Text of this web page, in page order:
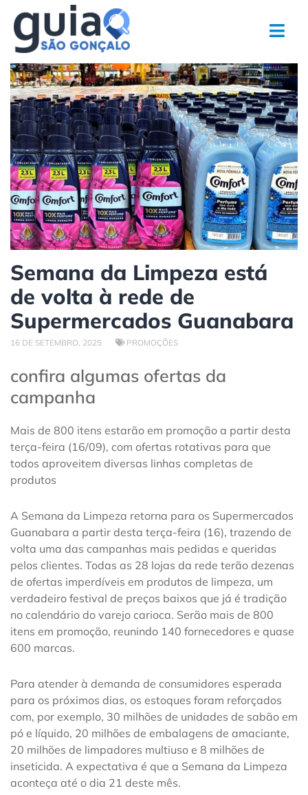
para
conteúdo
Semana da Limpeza está
de volta à rede de
Supermercados Guanabara
16 DE SETEMBRO, 2025 PROMOÇÕES
confira algumas ofertas da
campanha
Mais de 800 itens estarão em promoção a partir desta
terça-feira (16/09), com ofertas rotativas para que
todos aproveitem diversas linhas completas de
produtos
A Semana da Limpeza retorna para os Supermercados
Guanabara a partir desta terça-feira (16), trazendo de
volta uma das campanhas mais pedidas e queridas
pelos clientes. Todas as 28 lojas da rede terão dezenas
de ofertas imperdíveis em produtos de limpeza, um
verdadeiro festival de preços baixos que já é tradição
no calendário do varejo carioca. Serão mais de 800
itens em promoção, reunindo 140 fornecedores e quase
600 marcas.
Para atender à demanda de consumidores esperada
para os próximos dias, os estoques foram reforçados
com, por exemplo, 30 milhões de unidades de sabão em
pó e líquido, 20 milhões de embalagens de amaciante,
20 milhões de limpadores multiuso e 8 milhões de
inseticida. A expectativa é que a Semana da Limpeza
aconteça até o dia 21 deste mês.